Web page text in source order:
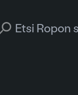
Search for: